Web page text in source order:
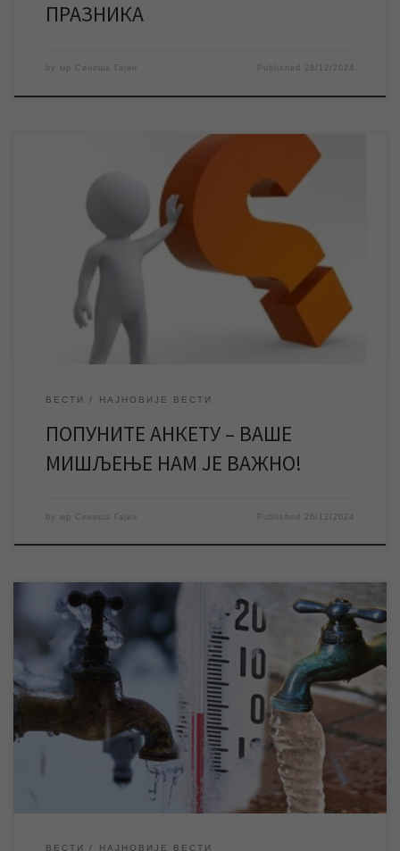
ПРАЗНИКА
by мр Синиша Гајин Published 28/12/2024
Подсећамо кориснике да је у току годишње испитивање
задовољства корисника услугама ЈКП „Водовод и
канализација“ Зрењанин и позивамо их да попуне анонимну
анкету и на тај начин искажу мишљење о услугама предузећа. У
периоду од 03. децембра до 03. јануара ЈКП „Водовод и
канализација“ Зрењанин спроводи испитивање задовољства
корисника услугама предузећа. Испитивање […]
ВЕСТИ НАЈНОВИЈЕ ВЕСТИ
ПОПУНИТЕ АНКЕТУ – ВАШЕ
МИШЉЕЊЕ НАМ ЈЕ ВАЖНО!
by мр Синиша Гајин Published 26/12/2024
У зимском периоду адекватна топлотна заштита водомера и
унутрашњих инсталација је једини сигуран начин да се изгбегну
хаварије у објектима, трошкови за њихову санацију и прекид
водоснабдевања. Ниске температуре могу проузроковати
смрзавања и озбиљна оштећења водомера и унутрашњих
водоводних инсталација у објектима, и из тог разлога, као и
сваке године, […]
ВЕСТИ НАЈНОВИЈЕ ВЕСТИ